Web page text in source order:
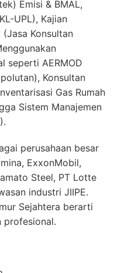
Emisi & BMAL,
UPL), Kajian
Konsultan
seperti AERMOD
Konsultan
Gas Rumah
Sistem Manajemen
perusahaan besar
ExxonMobil,
Steel, PT Lotte
industri JIIPE.
Sejahtera berarti
profesional.